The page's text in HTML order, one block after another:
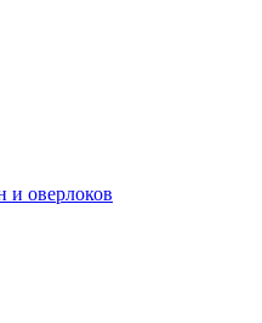
оверлоков